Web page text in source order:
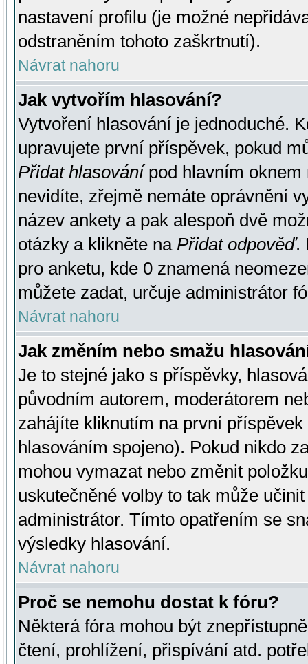
nastavení profilu (je možné
odstraněním tohoto zaškrtnutí).
Návrat nahoru
Jak vytvořím hlasování?
Vytvoření hlasování je jednoduché.
upravujete první příspěvek, pokud
Přidat hlasovánípod hlavním oknem
nevidíte, zřejmě nemáte oprávnění
název ankety a pak alespoň dvě
otázky a klikněte na Přidat odpověď.
pro anketu, kde 0 znamená
můžete zadat, určuje administrátor
Návrat nahoru
Jak změním nebo smažu
Je to stejné jako s příspěvky,
původním autorem, moderátorem
zahájíte kliknutím na první
hlasováním spojeno). Pokud nikdo
mohou vymazat nebo změnit
uskutečněné volby to tak může
administrátor. Tímto opatřením se
výsledky hlasování.
Návrat nahoru
Proč se nemohu dostat k fóru?
Některá fóra mohou být
čtení, prohlížení, přispívání atd.